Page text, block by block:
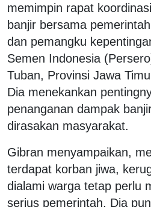
memimpin rapat
banjir bersama
dan pemangku
Semen Indonesia
Tuban, Provinsi Jawa
Dia menekankan
penanganan dampak
dirasakan masyarakat.
Gibran menyampaikan,
terdapat korban jiwa,
dialami warga tetap perlu
serius pemerintah. Dia